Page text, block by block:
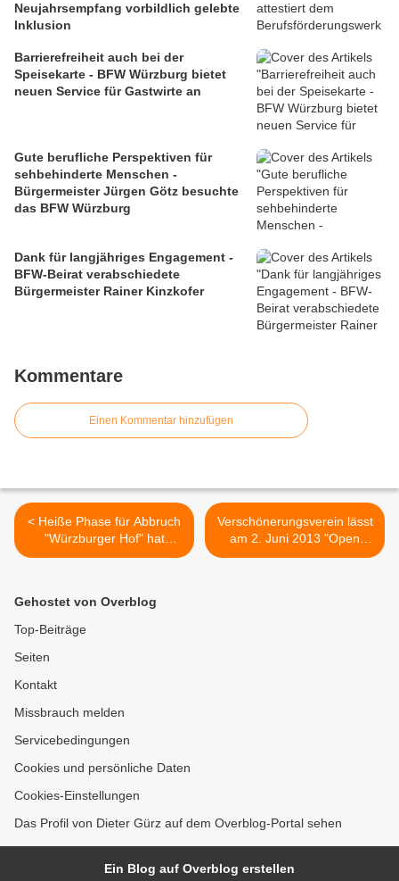
Neujahrsempfang vorbildlich gelebte
Inklusion
Barrierefreiheit auch bei der
Speisekarte - BFW Würzburg bietet
neuen Service für Gastwirte an
Gute berufliche Perspektiven für
sehbehinderte Menschen -
Bürgermeister Jürgen Götz besuchte
das BFW Würzburg
Dank für langjähriges Engagement -
BFW-Beirat verabschiedete
Bürgermeister Rainer Kinzkofer
Kommentare
Einen Kommentar hinzufügen
< Heiße Phase für Abbruch
"Würzburger Hof" hat
begonnen
Verschönerungsverein lässt
am 2. Juni 2013 "Open
Gardens" wiederaufleben -
Gehostet von Overblog
Top-Beiträge
Seiten
Kontakt
Missbrauch melden
Servicebedingungen
Cookies und persönliche Daten
Cookies-Einstellungen
Das Profil von Dieter Gürz auf dem Overblog-Portal sehen
Ein Blog auf Overblog erstellen